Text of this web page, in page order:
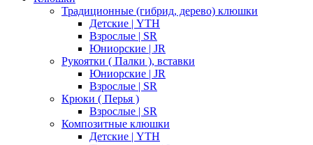
Традиционные (гибрид, дерево) клюшки
Детские | YTH
Взрослые | SR
Юниорские | JR
Рукоятки ( Палки ), вставки
Юниорские | JR
Взрослые | SR
Крюки ( Перья )
Взрослые | SR
Композитные клюшки
Детские | YTH